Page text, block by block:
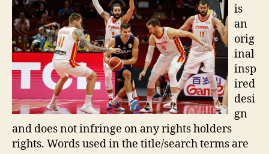
is
an
orig
inal
insp
ired
desi
gn
and does not infringe on any rights holders
rights. Words used in the title/search terms are